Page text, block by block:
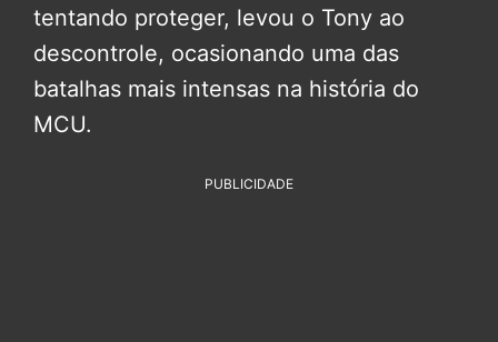
tentando proteger, levou o Tony ao
descontrole, ocasionando uma das
batalhas mais intensas na história do
MCU.
PUBLICIDADE